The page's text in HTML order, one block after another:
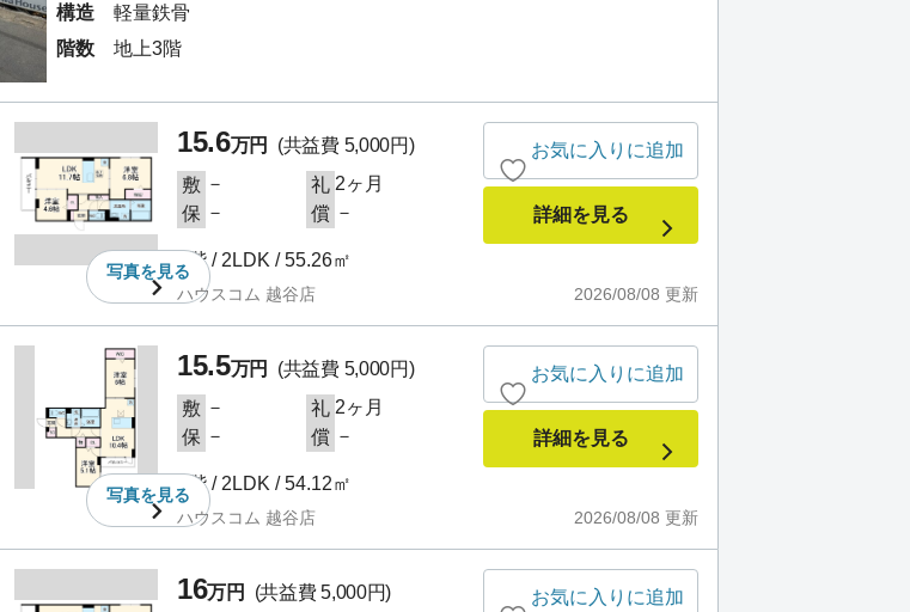
構造
軽量鉄骨
階数
地上3階
写真を見る
15.6万円
(共益費 5,000円)
敷 － 礼 2ヶ月
保 － 償 －
1階 / 2LDK / 55.26㎡
2026/08/08 更新
ハウスコム 越谷店
お気に入りに追加
詳細を見る
写真を見る
15.5万円
(共益費 5,000円)
敷 － 礼 2ヶ月
保 － 償 －
1階 / 2LDK / 54.12㎡
2026/08/08 更新
ハウスコム 越谷店
お気に入りに追加
詳細を見る
16万円
(共益費 5,000円)
お気に入りに追加